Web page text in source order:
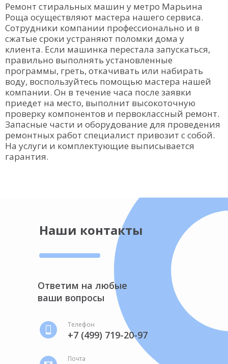
Ремонт стиральных машин у метро Марьина
Роща осуществляют мастера нашего сервиса.
Сотрудники компании профессионально и в
сжатые сроки устраняют поломки дома у
клиента. Если машинка перестала запускаться,
правильно выполнять установленные
программы, греть, откачивать или набирать
воду, воспользуйтесь помощью мастера нашей
компании. Он в течение часа после заявки
приедет на место, выполнит высокоточную
проверку компонентов и первоклассный ремонт.
Запасные части и оборудование для проведения
ремонтных работ специалист привозит с собой.
На услуги и комплектующие выписывается
гарантия.
Наши контакты
Ответим на любые
ваши вопросы
Телефон
+7 (499) 719-20-97
Почта